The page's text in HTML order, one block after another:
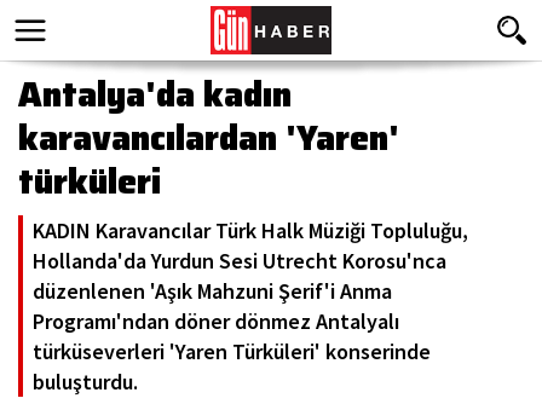
Antalya'da kadın
karavancılardan 'Yaren'
türküleri
KADIN Karavancılar Türk Halk Müziği Topluluğu,
Hollanda'da Yurdun Sesi Utrecht Korosu'nca
düzenlenen 'Aşık Mahzuni Şerif'i Anma
Programı'ndan döner dönmez Antalyalı
türküseverleri 'Yaren Türküleri' konserinde
buluşturdu.